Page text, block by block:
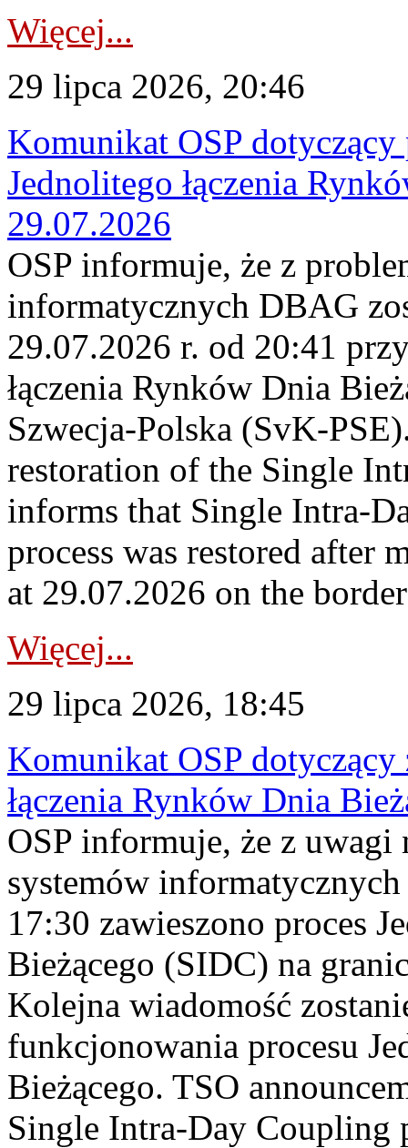
Więcej...
29 lipca 2026, 20:46
Komunikat OSP
Jednolitego łączenia
29.07.2026
OSP informuje, że z
informatycznych DBAG
29.07.2026 r. od 20:41
łączenia Rynków Dnia
Szwecja-Polska (SvK-
restoration of the Single
informs that Single Intra-
process was restored after
at 29.07.2026 on the
Więcej...
29 lipca 2026, 18:45
Komunikat OSP dotyczący
łączenia Rynków Dnia
OSP informuje, że z uwagi
systemów
17:30 zawieszono proces
Bieżącego (SIDC) na
Kolejna wiadomość
funkcjonowania procesu
Bieżącego. TSO
Single Intra-Day Coupling